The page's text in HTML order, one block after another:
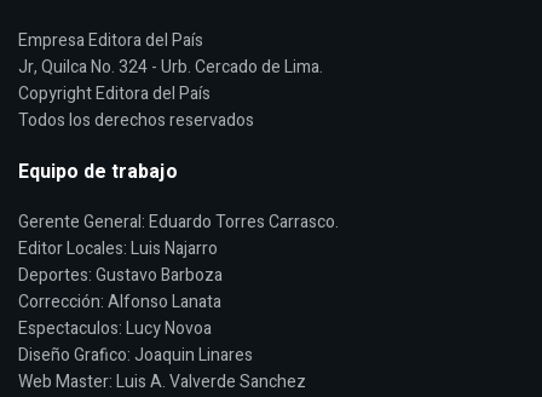
Empresa Editora del País
Jr, Quilca No. 324 - Urb. Cercado de Lima.
Copyright Editora del País
Todos los derechos reservados
Equipo de trabajo
Gerente General: Eduardo Torres Carrasco.
Editor Locales: Luis Najarro
Deportes: Gustavo Barboza
Corrección: Alfonso Lanata
Espectaculos: Lucy Novoa
Diseño Grafico: Joaquin Linares
Web Master: Luis A. Valverde Sanchez